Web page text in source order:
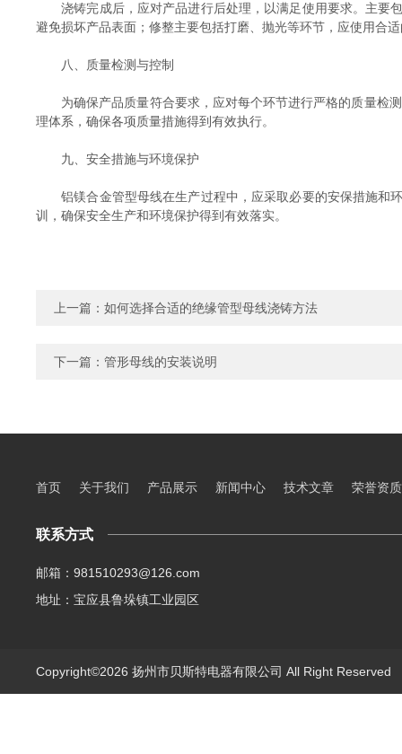
浇铸完成后，应对产品进行后处理，以满足使用要求。主要包
避免损坏产品表面；修整主要包括打磨、抛光等环节，应使用合
八、质量检测与控制
为确保产品质量符合要求，应对每个环节进行严格的质量检测
理体系，确保各项质量措施得到有效执行。
九、安全措施与环境保护
铝镁合金管型母线在生产过程中，应采取必要的安保措施和环
训，确保安全生产和环境保护得到有效落实。
上一篇： 如何选择合适的绝缘管型母线浇铸方法
下一篇： 管形母线的安装说明
首页 关于我们 产品展示 新闻中心 技术文章 荣誉资质
联系方式
邮箱：981510293@126.com
地址：宝应县鲁垛镇工业园区
Copyright©2026 扬州市贝斯特电器有限公司 All Right